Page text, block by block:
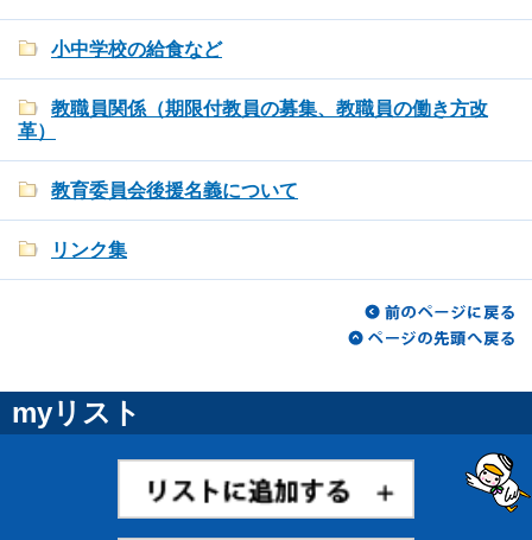
小中学校の給食など
教職員関係（期限付教員の募集、教職員の働き方改
革）
教育委員会後援名義について
リンク集
myリスト